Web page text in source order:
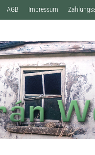
AGB Impressum